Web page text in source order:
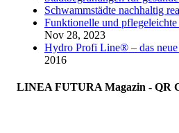
Schwammstädte nachhaltig
Funktionelle und pflegeleichte
Nov 28, 2023
Hydro Profi Line® – das neue
2016
LINEA FUTURA Magazin - QR